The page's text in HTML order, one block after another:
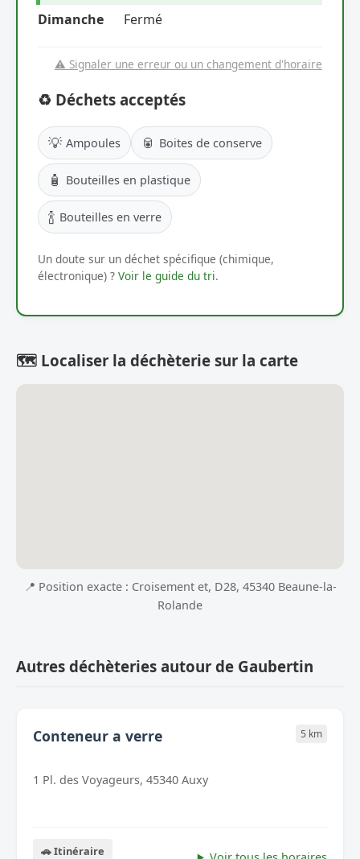
Dimanche
Fermé
⚠️ Signaler une erreur ou un changement d'horaire
♻️ Déchets acceptés
💡 Ampoules 🥫 Boites de conserve
🧴 Bouteilles en plastique
🍾 Bouteilles en verre
Un doute sur un déchet spécifique (chimique,
électronique) ? Voir le guide du tri.
🗺️ Localiser la déchèterie sur la carte
📍 Position exacte : Croisement et, D28, 45340 Beaune-la-
Rolande
Autres déchèteries autour de Gaubertin
Conteneur a verre 5 km
1 Pl. des Voyageurs, 45340 Auxy
🚗 Itinéraire